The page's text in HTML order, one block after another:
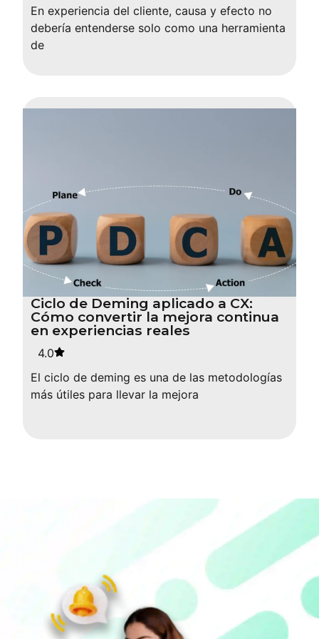
En experiencia del cliente, causa y efecto no
debería entenderse solo como una herramienta
de
Ciclo de Deming aplicado a CX:
Cómo convertir la mejora continua
en experiencias reales
4.0
El ciclo de deming es una de las metodologías
más útiles para llevar la mejora